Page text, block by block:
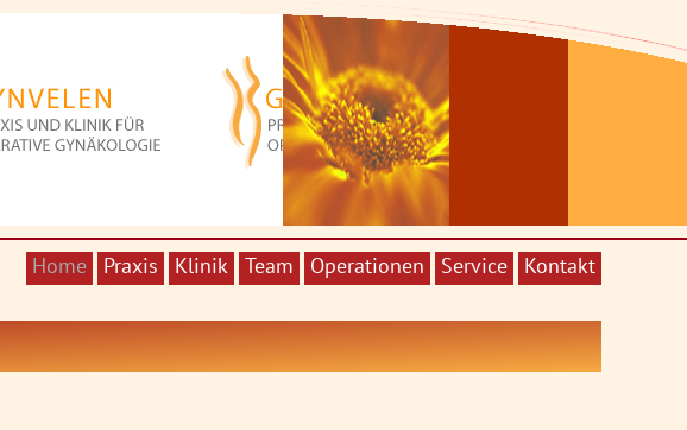
Home Praxis Klinik Team Operationen Service Kontakt